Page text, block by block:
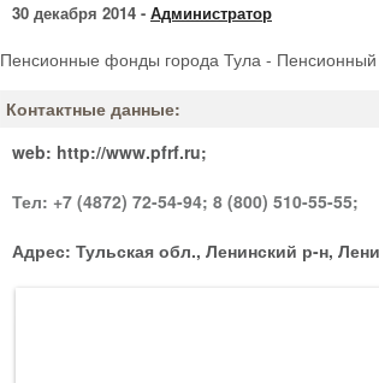
30 декабря 2014 - Администратор
Пенсионные фонды города Тула -
Контактные данные:
web: http://www.pfrf.ru;
Тел: +7 (4872) 72-54-94; 8 (800) 510-55-55;
Адрес: Тульская обл., Ленинский р-н,